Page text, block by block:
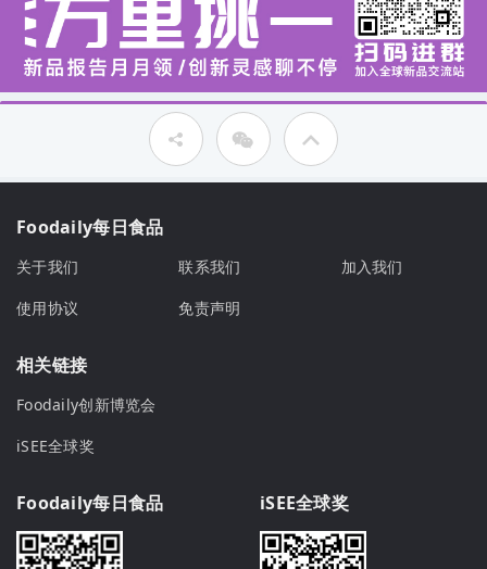
Foodaily每日食品
关于我们 联系我们
加入我们
使用协议
免责声明
相关链接
Foodaily创新博览会
iSEE全球奖
Foodaily每日食品 iSEE全球奖